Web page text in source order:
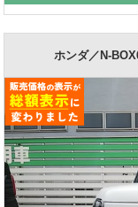
ホンダ／N-